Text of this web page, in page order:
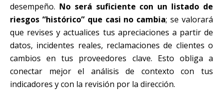
desempeño. No será suficiente con un listado de
riesgos “histórico” que casi no cambia; se valorará
que revises y actualices tus apreciaciones a partir de
datos, incidentes reales, reclamaciones de clientes o
cambios en tus proveedores clave. Esto obliga a
conectar mejor el análisis de contexto con tus
indicadores y con la revisión por la dirección.